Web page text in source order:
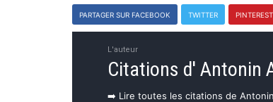
PARTAGER SUR FACEBOOK TWITTER PINTEREST
L'auteur
Citations d' Antonin
➡️ Lire toutes les citations de